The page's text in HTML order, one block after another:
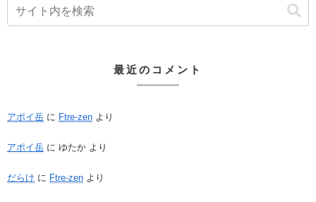
最近のコメント
アポイ岳 に Ftre-zen より
アポイ岳 に ゆたか より
だらけ に Ftre-zen より